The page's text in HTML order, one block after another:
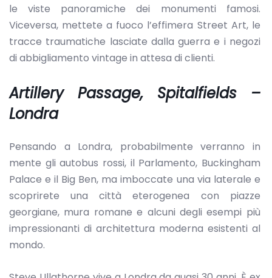
le viste panoramiche dei monumenti famosi.
Viceversa, mettete a fuoco l’effimera Street Art, le
tracce traumatiche lasciate dalla guerra e i negozi
di abbigliamento vintage in attesa di clienti.
Artillery Passage, Spitalfields –
Londra
Pensando a Londra, probabilmente verranno in
mente gli autobus rossi, il Parlamento, Buckingham
Palace e il Big Ben, ma imboccate una via laterale e
scoprirete una città eterogenea con piazze
georgiane, mura romane e alcuni degli esempi più
impressionanti di architettura moderna esistenti al
mondo.